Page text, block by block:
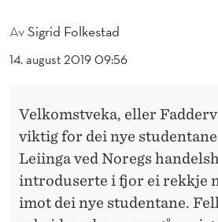
K
P
AvSigrid Folkestad
14. august 2019 09:56
Velkomstveka, eller
viktig for dei nye
Leiinga ved Noregs
introduserte i fjor ei rekkje
imot dei nye studentane.